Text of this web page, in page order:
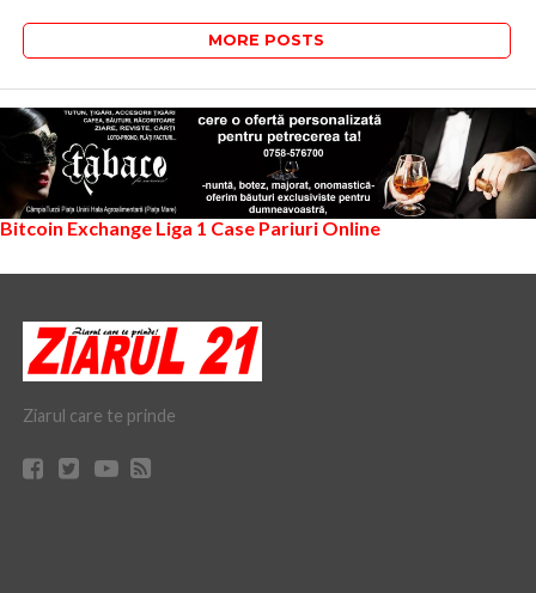
MORE POSTS
Bitcoin Exchange Liga 1 Case Pariuri Online
Ziarul care te prinde